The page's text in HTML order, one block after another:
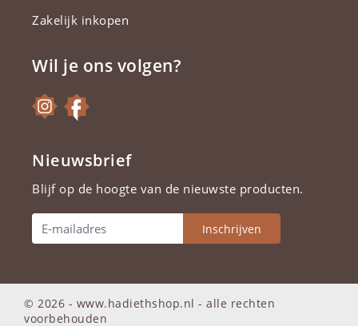
Zakelijk inkopen
Wil je ons volgen?
Nieuwsbrief
Blijf op de hoogte van de nieuwste producten.
Inschrijven
© 2026 - www.hadiethshop.nl -alle rechten
voorbehouden